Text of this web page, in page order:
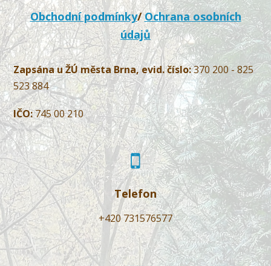
Obchodní podmínky/Ochrana osobních
údajů
Zapsána u ŽÚ města Brna, evid. číslo:370 200 - 825
523 884
IČO:745 00 210
Telefon
+420 731576577